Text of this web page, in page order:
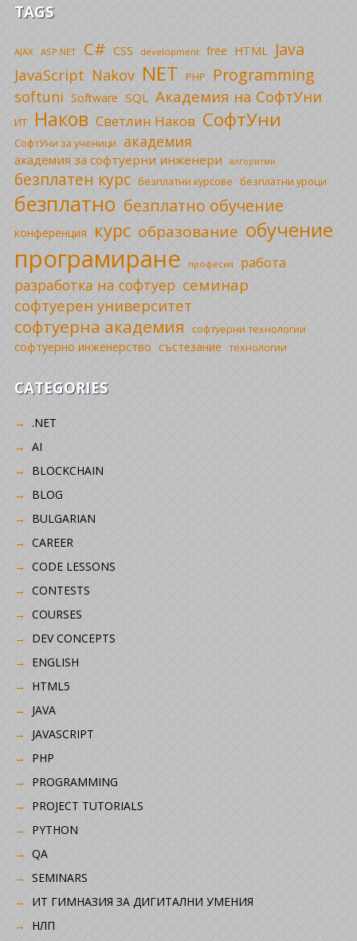
TAGS
AJAX ASP.NET C# CSS development free HTML Java
JavaScript Nakov NET PHP Programming
softuni Software SQL Академия на СофтУни
ИТ Наков Светлин Наков СофтУни
СофтУни за ученици академия
академия за софтуерни инженери алгоритми
безплатен курс безплатни курсове безплатни уроци
безплатно безплатно обучение
конференция курс образование обучение
програмиране професия работа
разработка на софтуер семинар
софтуерен университет
софтуерна академия софтуерни технологии
софтуерно инженерство състезание технологии
CATEGORIES
.NET
AI
BLOCKCHAIN
BLOG
BULGARIAN
CAREER
CODE LESSONS
CONTESTS
COURSES
DEV CONCEPTS
ENGLISH
HTML5
JAVA
JAVASCRIPT
PHP
PROGRAMMING
PROJECT TUTORIALS
PYTHON
QA
SEMINARS
ИТ ГИМНАЗИЯ ЗА ДИГИТАЛНИ УМЕНИЯ
НЛП